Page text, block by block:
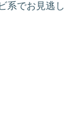
系でお見逃し